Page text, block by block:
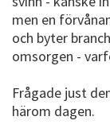
men en
och byter
omsorgen -
Frågade just
härom dagen.